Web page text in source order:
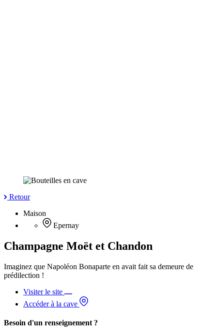
Retour
Maison
Epernay
Champagne Moët et Chandon
Imaginez que Napoléon Bonaparte en avait fait sa demeure de
prédilection !
Visiter le site
Accéder à la cave
Besoin d'un renseignement ?